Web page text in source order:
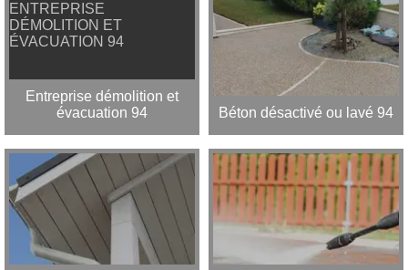
Entreprise démolition et
évacuation 94
Béton désactivé ou lavé 94